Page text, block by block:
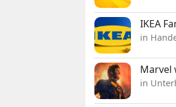
IKEA
in
Marvel
in